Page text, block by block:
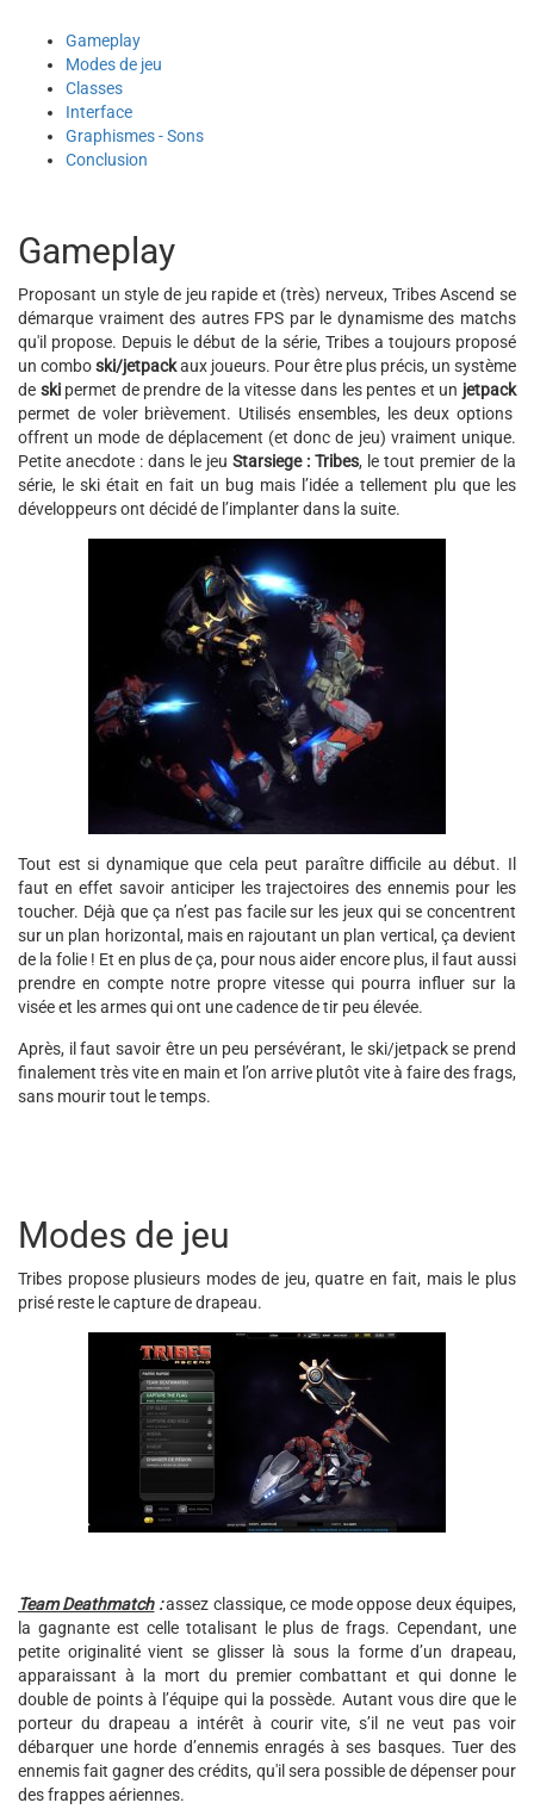
Gameplay
Modes de jeu
Classes
Interface
Graphismes - Sons
Conclusion
Gameplay
Proposant un style de jeu rapide et (très) nerveux, Tribes Ascend se
démarque vraiment des autres FPS par le dynamisme des matchs
qu'il propose. Depuis le début de la série, Tribes a toujours proposé
un comboski/jetpackaux joueurs. Pour être plus précis, un système
de skipermet de prendre de la vitesse dans les pentes et un jetpack
permet de voler brièvement. Utilisés ensembles, les deux options
offrent un mode de déplacement (et donc de jeu) vraiment unique.
Petite anecdote : dans le jeu Starsiege : Tribes, le tout premier de la
série, le ski était en fait un bug mais l’idée a tellement plu que les
développeurs ont décidé de l’implanter dans la suite.
Tout est si dynamique que cela peut paraître difficile au début. Il
faut en effet savoir anticiper les trajectoires des ennemis pour les
toucher. Déjà que ça n’est pas facile sur les jeux qui se concentrent
sur un plan horizontal, mais en rajoutant un plan vertical, ça devient
de la folie ! Et en plus de ça, pour nous aider encore plus, il faut aussi
prendre en compte notre propre vitesse qui pourra influer sur la
visée et les armes qui ont une cadence de tir peu élevée.
Après, il faut savoir être un peu persévérant, le ski/jetpack se prend
finalement très vite en main et l’on arrive plutôt vite à faire des frags,
sans mourir tout le temps.
Modes de jeu
Tribes propose plusieurs modes de jeu, quatre en fait, mais le plus
prisé reste le capture de drapeau.
Team Deathmatch:assez classique, ce mode oppose deux équipes,
la gagnante est celle totalisant le plus de frags. Cependant, une
petite originalité vient se glisser là sous la forme d’un drapeau,
apparaissant à la mort du premier combattant et qui donne le
double de points à l’équipe qui la possède. Autant vous dire que le
porteur du drapeau a intérêt à courir vite, s’il ne veut pas voir
débarquer une horde d’ennemis enragés à ses basques. Tuer des
ennemis fait gagner des crédits, qu'il sera possible de dépenser pour
des frappes aériennes.